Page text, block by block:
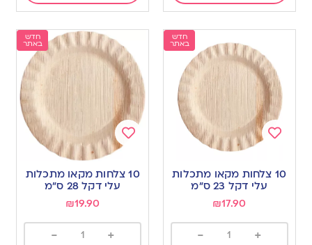
חדש
באתר
to
wishlist
10 צלחות מקאו מתכלות
עלי דקל 23 ס”מ
₪17.90
+
-
חדש
באתר
Add
to
wishlist
10 צלחות מקאו מתכלות
עלי דקל 28 ס”מ
₪19.90
+
-